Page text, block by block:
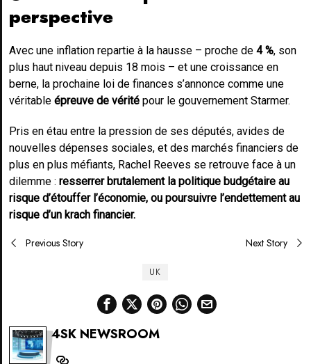
perspective
Avec une inflation repartie à la hausse – proche de 4 %, son
plus haut niveau depuis 18 mois – et une croissance en
berne, la prochaine loi de finances s’annonce comme une
véritable épreuve de vérité pour le gouvernement Starmer.
Pris en étau entre la pression de ses députés, avides de
nouvelles dépenses sociales, et des marchés financiers de
plus en plus méfiants, Rachel Reeves se retrouve face à un
dilemme : resserrer brutalement la politique budgétaire au
risque d’étouffer l’économie, ou poursuivre l’endettement au
risque d’un krach financier.
Post
Previous Story Next Story
UK
4SK NEWSROOM